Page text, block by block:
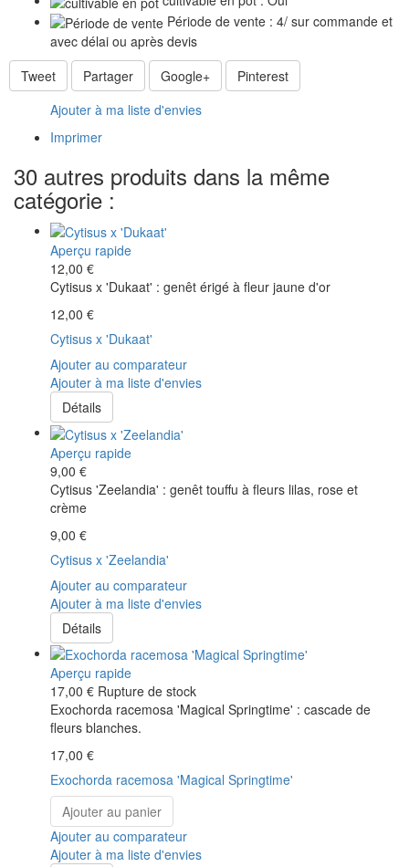
Période de vente : 4/ sur commande et
avec délai ou après devis
Tweet
Partager Google+
Pinterest
Ajouter à ma liste d'envies
Imprimer
30 autres produits dans la même
catégorie :
Aperçu rapide
12,00 €
Cytisus x 'Dukaat' : genêt érigé à fleur jaune d'or
12,00 €
Cytisus x 'Dukaat'
Ajouter au comparateur
Ajouter à ma liste d'envies
Détails
Aperçu rapide
9,00 €
Cytisus 'Zeelandia' : genêt touffu à fleurs lilas, rose et
crème
9,00 €
Cytisus x 'Zeelandia'
Ajouter au comparateur
Ajouter à ma liste d'envies
Détails
Aperçu rapide
17,00 € Rupture de stock
Exochorda racemosa 'Magical Springtime' : cascade de
fleurs blanches.
17,00 €
Exochorda racemosa 'Magical Springtime'
Ajouter au panier
Ajouter au comparateur
Ajouter à ma liste d'envies